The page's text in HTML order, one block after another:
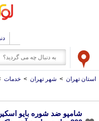
استان تهران > شهر تهران > خدمات
شامپو ضد شوره بایو
200 میل و صابون آنتی